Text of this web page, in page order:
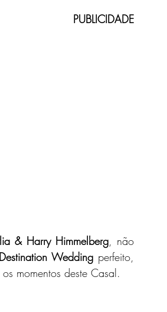
PUBLICIDADE
& Harry Himmelberg, não
Destination Wedding perfeito,
momentos deste Casal.